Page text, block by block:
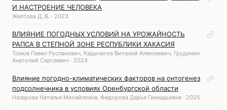
И НАСТРОЕНИЕ ЧЕЛОВЕКА
Желтова Д. В. · 2023
ВЛИЯНИЕ ПОГОДНЫХ УСЛОВИЙ НА УРОЖАЙНОСТЬ
РАПСА В СТЕПНОЙ ЗОНЕ РЕСПУБЛИКИ ХАКАСИЯ
Томов Павел Русланович, Кадычегов Виталий Алексеевич, Грудинин
Анатолий Сергеевич · 2024
Влияние погодно-климатических факторов на онтогенез
подсолнечника в условиях Оренбургской области
Назарова Наталья Михайловна, Федорова Дарья Геннадьевна · 2025